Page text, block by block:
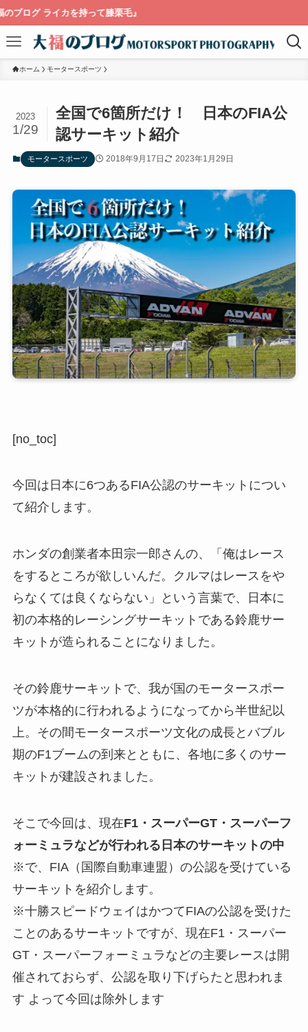
て膝栗毛』
ホーム モータースポーツ
全国で6箇所だけ！ 日本のFIA公
認サーキット紹介
2023
1/29
モータースポーツ 2018年9月17日 2023年1月29日
[no_toc]
今回は日本に6つあるFIA公認のサーキットについ
て紹介します。
ホンダの創業者本田宗一郎さんの、「俺はレース
をするところが欲しいんだ。クルマはレースをや
らなくては良くならない」という言葉で、日本に
初の本格的レーシングサーキットである鈴鹿サー
キットが造られることになりました。
その鈴鹿サーキットで、我が国のモータースポー
ツが本格的に行われるようになってから半世紀以
上。その間モータースポーツ文化の成長とバブル
期のF1ブームの到来とともに、各地に多くのサー
キットが建設されました。
そこで今回は、現在F1・スーパーGT・スーパーフ
ォーミュラなどが行われる日本のサーキットの中
※で、FIA（国際自動車連盟）の公認を受けている
サーキットを紹介します。
※十勝スピードウェイはかつてFIAの公認を受けた
ことのあるサーキットですが、現在F1・スーパー
GT・スーパーフォーミュラなどの主要レースは開
催されておらず、公認を取り下げらたと思われま
す よって今回は除外します